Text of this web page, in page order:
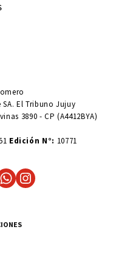
El Tribuno Jujuy
3890 - CP (A4412BYA)
Edición N°: 10771